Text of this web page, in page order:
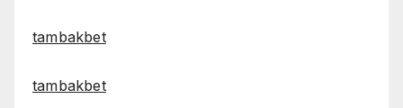
tambakbet
tambakbet